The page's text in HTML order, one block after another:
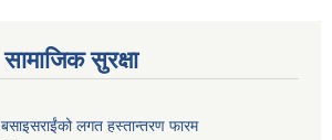
सामाजिक सुरक्षा
बसाइसराईंको लगत हस्तान्तरण फारम